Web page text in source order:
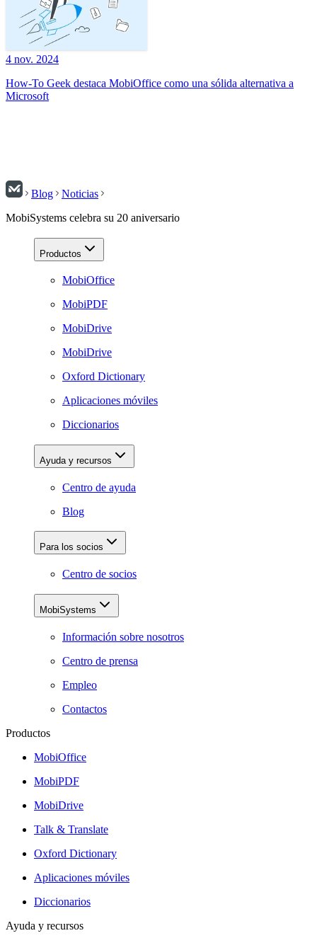
4 nov. 2024
How-To Geek destaca MobiOffice como una sólida alternativa a
Microsoft
Blog
Noticias
MobiSystems celebra su 20 aniversario
Productos
MobiOffice
MobiPDF
MobiDrive
MobiDrive
Oxford Dictionary
Aplicaciones móviles
Diccionarios
Ayuda y recursos
Centro de ayuda
Blog
Para los socios
Centro de socios
MobiSystems
Información sobre nosotros
Centro de prensa
Empleo
Contactos
Productos
MobiOffice
MobiPDF
MobiDrive
Talk & Translate
Oxford Dictionary
Aplicaciones móviles
Diccionarios
Ayuda y recursos